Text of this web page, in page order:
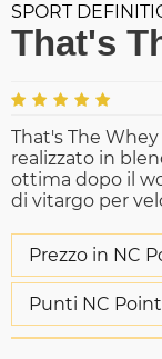
SPORT
That's
That's The
realizzato in
ottima dopo il
di vitargo per
Prezzo in NC
Punti NC